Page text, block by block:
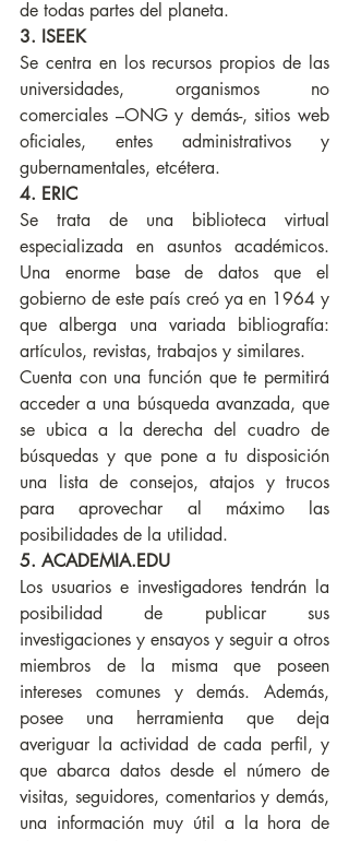
de todas partes del planeta.
3. ISEEK
Se centra en los recursos propios de las
universidades, organismos no
comerciales –ONG y demás-, sitios web
oficiales, entes administrativos y
gubernamentales, etcétera.
4. ERIC
Se trata de una biblioteca virtual
especializada en asuntos académicos.
Una enorme base de datos que el
gobierno de este país creó ya en 1964 y
que alberga una variada bibliografía:
artículos, revistas, trabajos y similares.
Cuenta con una función que te permitirá
acceder a una búsqueda avanzada, que
se ubica a la derecha del cuadro de
búsquedas y que pone a tu disposición
una lista de consejos, atajos y trucos
para aprovechar al máximo las
posibilidades de la utilidad.
5. ACADEMIA.EDU
Los usuarios e investigadores tendrán la
posibilidad de publicar sus
investigaciones y ensayos y seguir a otros
miembros de la misma que poseen
intereses comunes y demás. Además,
posee una herramienta que deja
averiguar la actividad de cada perfil, y
que abarca datos desde el número de
visitas, seguidores, comentarios y demás,
una información muy útil a la hora de